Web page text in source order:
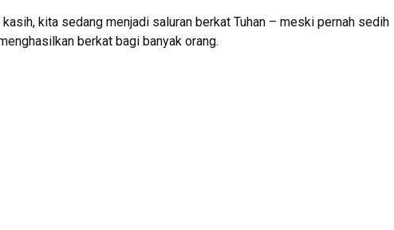
kita sedang menjadi saluran berkat Tuhan – meski pernah sedih
berkat bagi banyak orang.